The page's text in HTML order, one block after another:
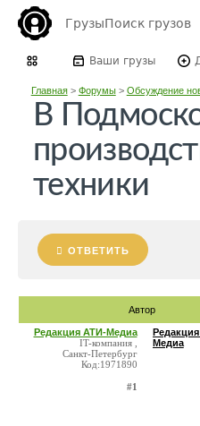
ГрузыПоиск грузов
Ваши грузы
Главная> Форумы> Обсуждение
В
техники
ОТВЕТИТЬ
Автор
Редакция АТИ-Медиа
IT-компания ,
Санкт-Петербург
Код:1971890
#1
Медиа